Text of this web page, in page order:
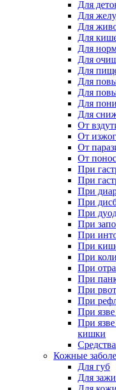
Для
Для
Для
Для
Для
Для
Для
Для
Для
Для
Для
От
От
От
От
При
При
При
При
При
При
При
При
При
При
При
При
При
При
При
кишки
Кожные
Для губ
Для